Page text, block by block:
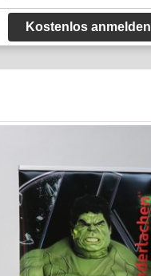
Kostenlos anmelden